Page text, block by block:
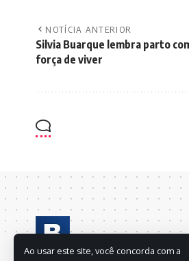
Ao usar este site, você concorda com a
NOTÍCIA ANTERIOR
Silvia Buarque lembra parto
força de viver